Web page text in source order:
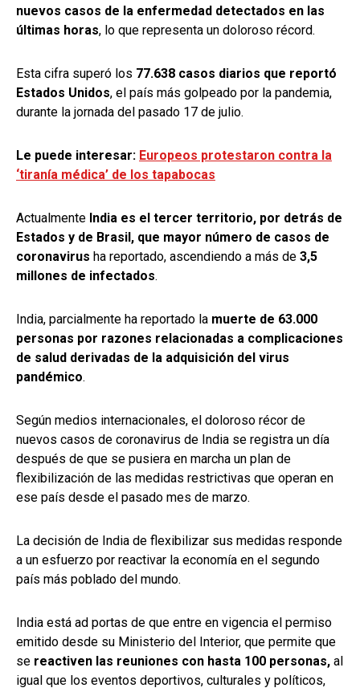
nuevos casos de la enfermedad detectados en las
últimas horas, lo que representa un doloroso récord.
Esta cifra superó los 77.638 casos diarios que reportó
Estados Unidos, el país más golpeado por la pandemia,
durante la jornada del pasado 17 de julio.
Le puede interesar: Europeos protestaron contra la
‘tiranía médica’ de los tapabocas
Actualmente India es el tercer territorio, por detrás de
Estados y de Brasil, que mayor número de casos de
coronavirus ha reportado, ascendiendo a más de 3,5
millones de infectados.
India, parcialmente ha reportado la muerte de 63.000
personas por razones relacionadas a complicaciones
de salud derivadas de la adquisición del virus
pandémico.
Según medios internacionales, el doloroso récor de
nuevos casos de coronavirus de India se registra un día
después de que se pusiera en marcha un plan de
flexibilización de las medidas restrictivas que operan en
ese país desde el pasado mes de marzo.
La decisión de India de flexibilizar sus medidas responde
a un esfuerzo por reactivar la economía en el segundo
país más poblado del mundo.
India está ad portas de que entre en vigencia el permiso
emitido desde su Ministerio del Interior, que permite que
se reactiven las reuniones con hasta 100 personas, al
igual que los eventos deportivos, culturales y políticos,